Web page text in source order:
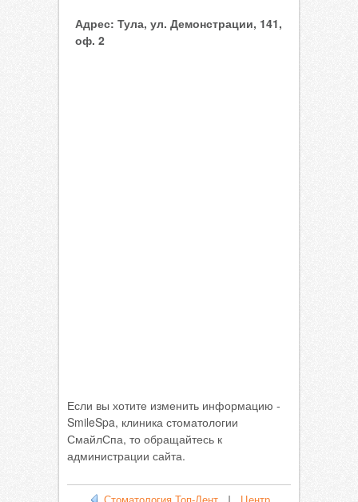
Адрес: Тула, ул. Демонстрации, 141,
оф. 2
Если вы хотите изменить информацию -
SmileSpa, клиника стоматологии
СмайлСпа, то обращайтесь к
администрации сайта.